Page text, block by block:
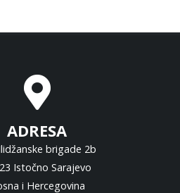
ADRESA
brigade 2b
Istočno Sarajevo
i Hercegovina